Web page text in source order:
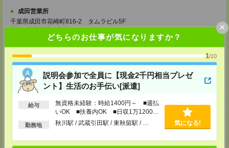
どちらのお仕事が気になりますか？
1/10
説明会参加で全員に【現金2千円相当プレゼ
ント】生活のお手伝い[派遣]
給与
無資格未経験：時給1400円～ ■週払
いOK ■扶養内OK ■日収1万1200円
以上
勤務地 秋川駅 / 武蔵引田駅 / 東秋留駅 / … 気になる!
×
成田営業所
千葉県成田市花崎町816-2 タムラビル5F
TEL：0476-20-4510
担当：採用センター
埼玉県さいたま市大宮区桜木町2-8-3 阪デンタルビル5F
TEL：048-640-4520
担当：採用センター
川越営業所
埼玉県川越市脇田本町11-1 川越シティービル6F
TEL：049-238-7117
担当：採用センター
埼玉県越谷市南越谷1-16-8 イーストサンビル5 5F